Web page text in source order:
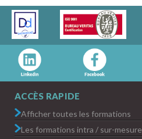
ACCÈS RAPIDE
Afficher toutes les formations
Les formations intra / sur-mesure